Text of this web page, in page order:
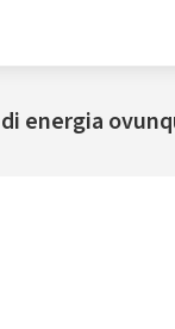
energia